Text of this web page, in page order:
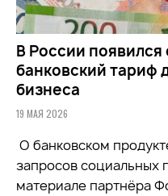
В России
банковский тариф
бизнеса
19 МАЯ 2026
О банковском
запросов социальных
материале партнёра